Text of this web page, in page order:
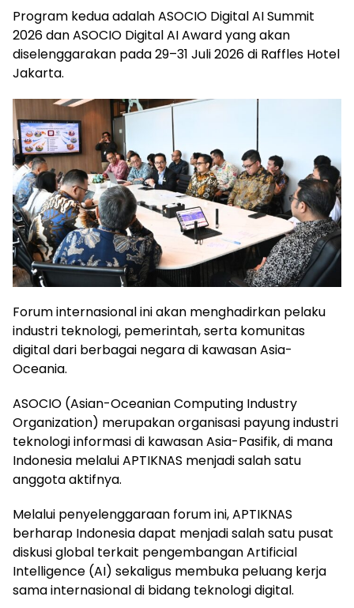
Program kedua adalah ASOCIO Digital AI Summit
2026 dan ASOCIO Digital AI Award yang akan
diselenggarakan pada 29–31 Juli 2026 di Raffles Hotel
Jakarta.
Forum internasional ini akan menghadirkan pelaku
industri teknologi, pemerintah, serta komunitas
digital dari berbagai negara di kawasan Asia-
Oceania.
ASOCIO (Asian-Oceanian Computing Industry
Organization) merupakan organisasi payung industri
teknologi informasi di kawasan Asia-Pasifik, di mana
Indonesia melalui APTIKNAS menjadi salah satu
anggota aktifnya.
Melalui penyelenggaraan forum ini, APTIKNAS
berharap Indonesia dapat menjadi salah satu pusat
diskusi global terkait pengembangan Artificial
Intelligence (AI) sekaligus membuka peluang kerja
sama internasional di bidang teknologi digital.